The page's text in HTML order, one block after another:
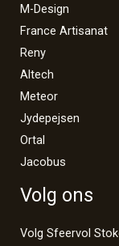
M-Design
France Artisanat
Reny
Altech
Meteor
Jydepejsen
Ortal
Jacobus
Volg ons
Volg Sfeervol